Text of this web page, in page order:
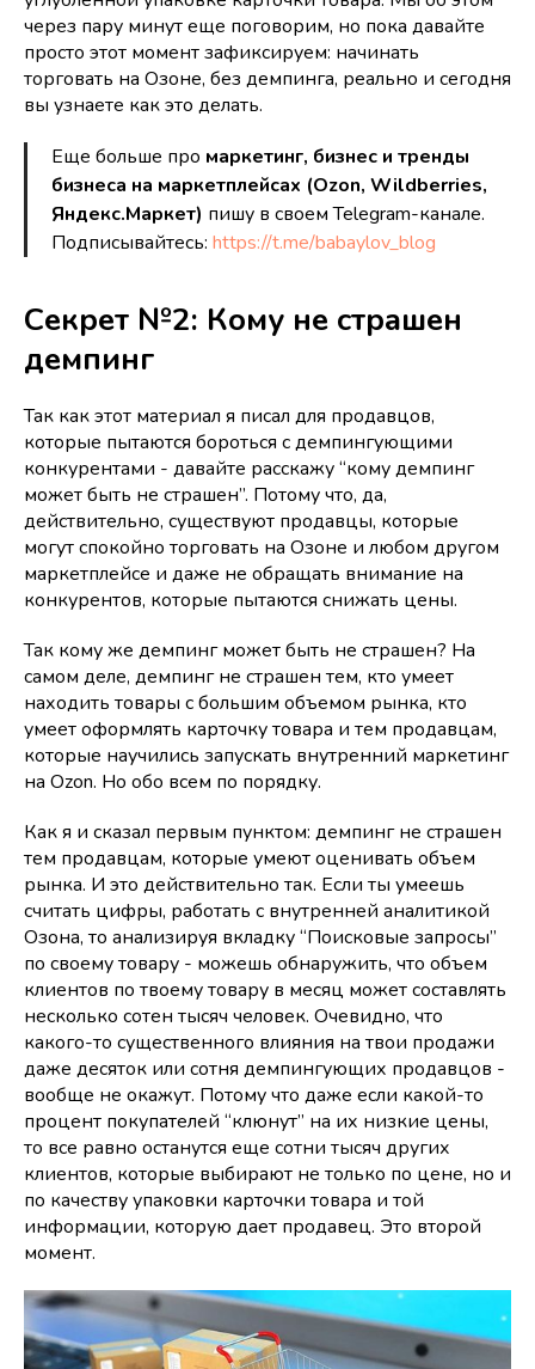
через пару минут еще поговорим, но пока давайте
просто этот момент зафиксируем: начинать
торговать на Озоне, без демпинга, реально и сегодня
вы узнаете как это делать.
Еще больше про маркетинг, бизнес и тренды
бизнеса на маркетплейсах (Ozon, Wildberries,
Яндекс.Маркет) пишу в своем Telegram-канале.
Подписывайтесь: https://t.me/babaylov_blog
Секрет №2: Кому не страшен
демпинг
Так как этот материал я писал для продавцов,
которые пытаются бороться с демпингующими
конкурентами - давайте расскажу “кому демпинг
может быть не страшен”. Потому что, да,
действительно, существуют продавцы, которые
могут спокойно торговать на Озоне и любом другом
маркетплейсе и даже не обращать внимание на
конкурентов, которые пытаются снижать цены.
Так кому же демпинг может быть не страшен? На
самом деле, демпинг не страшен тем, кто умеет
находить товары с большим объемом рынка, кто
умеет оформлять карточку товара и тем продавцам,
которые научились запускать внутренний маркетинг
на Ozon. Но обо всем по порядку.
Как я и сказал первым пунктом: демпинг не страшен
тем продавцам, которые умеют оценивать объем
рынка. И это действительно так. Если ты умеешь
считать цифры, работать с внутренней аналитикой
Озона, то анализируя вкладку “Поисковые запросы”
по своему товару - можешь обнаружить, что объем
клиентов по твоему товару в месяц может составлять
несколько сотен тысяч человек. Очевидно, что
какого-то существенного влияния на твои продажи
даже десяток или сотня демпингующих продавцов -
вообще не окажут. Потому что даже если какой-то
процент покупателей “клюнут” на их низкие цены,
то все равно останутся еще сотни тысяч других
клиентов, которые выбирают не только по цене, но и
по качеству упаковки карточки товара и той
информации, которую дает продавец. Это второй
момент.